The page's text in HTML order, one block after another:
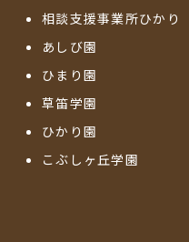
相談支援事業所ひかり
あしび園
ひまり園
草笛学園
ひかり園
こぶしヶ丘学園